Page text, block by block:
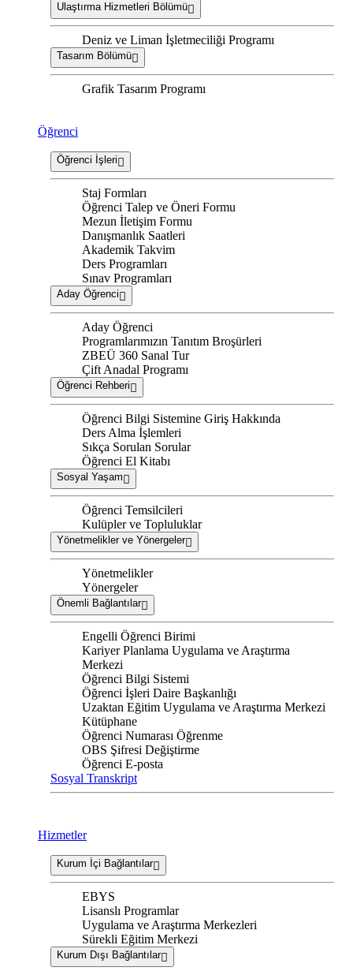
Ulaştırma Hizmetleri Bölümü
Deniz ve Liman İşletmeciliği Programı
Tasarım Bölümü
Grafik Tasarım Programı
Öğrenci
Öğrenci İşleri
Staj Formları
Öğrenci Talep ve Öneri Formu
Mezun İletişim Formu
Danışmanlık Saatleri
Akademik Takvim
Ders Programları
Sınav Programları
Aday Öğrenci
Aday Öğrenci
Programlarımızın Tanıtım Broşürleri
ZBEÜ 360 Sanal Tur
Çift Anadal Programı
Öğrenci Rehberi
Öğrenci Bilgi Sistemine Giriş Hakkında
Ders Alma İşlemleri
Sıkça Sorulan Sorular
Öğrenci El Kitabı
Sosyal Yaşam
Öğrenci Temsilcileri
Kulüpler ve Topluluklar
Yönetmelikler ve Yönergeler
Yönetmelikler
Yönergeler
Önemli Bağlantılar
Engelli Öğrenci Birimi
Kariyer Planlama Uygulama ve Araştırma
Merkezi
Öğrenci Bilgi Sistemi
Öğrenci İşleri Daire Başkanlığı
Uzaktan Eğitim Uygulama ve Araştırma Merkezi
Kütüphane
Öğrenci Numarası Öğrenme
OBS Şifresi Değiştirme
Öğrenci E-posta
Sosyal Transkript
Hizmetler
Kurum İçi Bağlantılar
EBYS
Lisanslı Programlar
Uygulama ve Araştırma Merkezleri
Sürekli Eğitim Merkezi
Kurum Dışı Bağlantılar